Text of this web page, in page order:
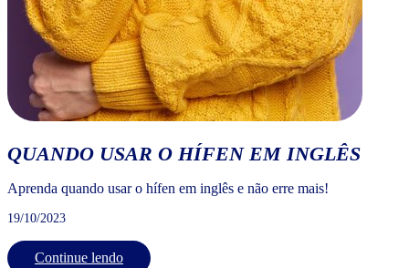
QUANDO USAR O HÍFEN EM INGLÊS
Aprenda quando usar o hífen em inglês e não erre mais!
19/10/2023
Continue lendo